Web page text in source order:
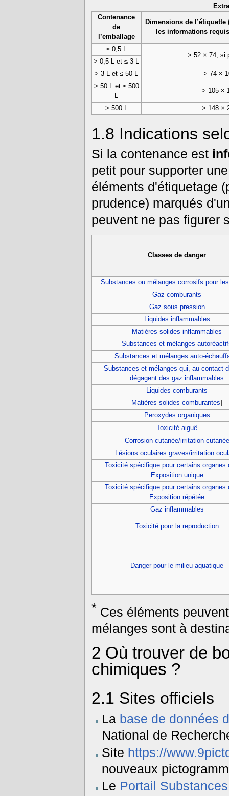
Contenance
de
l’emballage
Dimensions de
les informations
≤ 0,5 L
> 52 × 74, si
> 0,5 L et ≤ 3 L
> 3 L et ≤ 50 L
> 74 ×
> 50 L et ≤ 500
> 105 ×
> 500 L > 148 ×
1.8 Indications
Si la contenance est
petit pour supporter
éléments d'étiquetage
prudence) marqués
peuvent ne pas figurer
Classes de danger
Substances ou mélanges corrosifs pour
Gaz comburants
Gaz sous pression
Liquides inflammables
Matières solides inflammables
Substances et mélanges
Substances et mélanges auto-
Substances et mélanges qui, au contact
dégagent des gaz inflammables
Liquides comburants
Matières solides comburantes
Peroxydes organiques
Toxicité aiguë
Corrosion cutanée/irritation cutanée
Lésions oculaires graves/irritation
Toxicité spécifique pour certains organes
Exposition unique
Toxicité spécifique pour certains organes
Exposition répétée
Gaz inflammables
Toxicité pour la reproduction
Danger pour le milieu aquatique
* Ces éléments
mélanges sont à
2 Où trouver de
chimiques ?
2.1 Sites officiels
La base de données
National de
Site https://
nouveaux
Le Portail